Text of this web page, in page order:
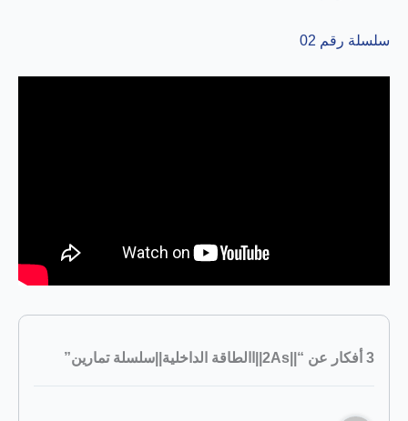
سلسلة رقم 02
3 أفكار عن “||2As||االطاقة الداخلية||سلسلة تمارين”